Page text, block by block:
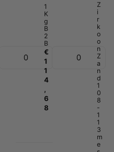
1
K
g
B
2
B
€
1
1
4
,
6
8
Z
i
r
k
o
o
n
Z
a
n
d
1
0
8
-
1
1
3
m
e